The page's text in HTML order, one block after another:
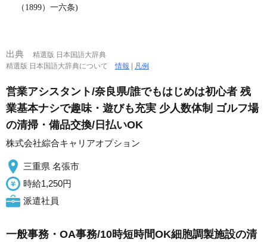
（1899）一六条)
出典
精選版 日本国語大辞典
精選版 日本国語大辞典について情報 凡例
営業アシスタント/奈良県/誰でもはじめは初心者 残
業基本ナシで趣味・遊びも充実 少人数体制 ゴルフ場
の清掃・備品交換/日払いOK
株式会社綜合キャリアオプション
三重県 名張市
時給1,250円
派遣社員
一般事務・OA事務/10時短時間OK細胞調製施設の清